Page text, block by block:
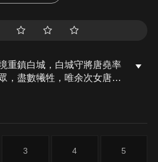
重鎮白城，白城守將唐堯率
，盡數犧牲，唯余次女唐瑛
，唐瑛毅闖京都，但卻發現
口中的異世人又是怎麼回
的既陌生又熟悉的回憶……
3 4 5